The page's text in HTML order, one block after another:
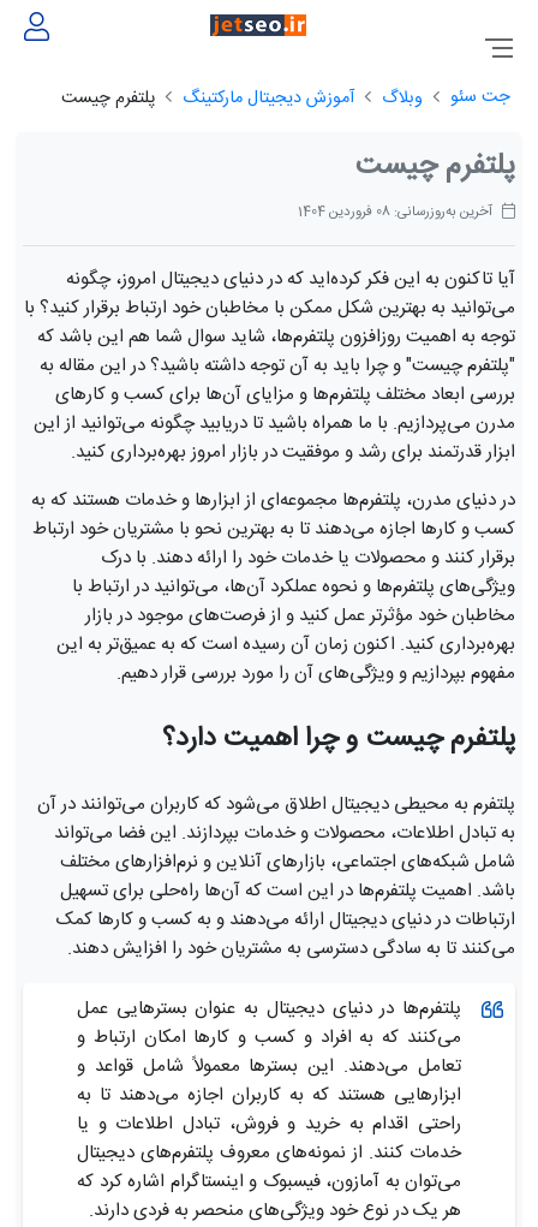
جت سئو وبلاگ آموزش دیجیتال مارکتینگ پلتفرم چیست
پلتفرم چیست
آخرین به‌روزرسانی: 08 فروردین 1404
آیا تاکنون به این فکر کرده‌اید که در دنیای دیجیتال امروز، چگونه
می‌توانید به بهترین شکل ممکن با مخاطبان خود ارتباط برقرار کنید؟ با
توجه به اهمیت روزافزون پلتفرم‌ها، شاید سوال شما هم این باشد که
"پلتفرم چیست" و چرا باید به آن توجه داشته باشید؟ در این مقاله به
بررسی ابعاد مختلف پلتفرم‌ها و مزایای آن‌ها برای کسب و کارهای
مدرن می‌پردازیم. با ما همراه باشید تا دریابید چگونه می‌توانید از این
ابزار قدرتمند برای رشد و موفقیت در بازار امروز بهره‌برداری کنید.
در دنیای مدرن، پلتفرم‌ها مجموعه‌ای از ابزارها و خدمات هستند که به
کسب و کارها اجازه می‌دهند تا به بهترین نحو با مشتریان خود ارتباط
برقرار کنند و محصولات یا خدمات خود را ارائه دهند. با درک
ویژگی‌های پلتفرم‌ها و نحوه عملکرد آن‌ها، می‌توانید در ارتباط با
مخاطبان خود مؤثرتر عمل کنید و از فرصت‌های موجود در بازار
بهره‌برداری کنید. اکنون زمان آن رسیده است که به عمیق‌تر به این
مفهوم بپردازیم و ویژگی‌های آن را مورد بررسی قرار دهیم.
پلتفرم چیست و چرا اهمیت دارد؟
پلتفرم به محیطی دیجیتال اطلاق می‌شود که کاربران می‌توانند در آن
به تبادل اطلاعات، محصولات و خدمات بپردازند. این فضا می‌تواند
شامل شبکه‌های اجتماعی، بازارهای آنلاین و نرم‌افزارهای مختلف
باشد. اهمیت پلتفرم‌ها در این است که آن‌ها راه‌حلی برای تسهیل
ارتباطات در دنیای دیجیتال ارائه می‌دهند و به کسب و کارها کمک
می‌کنند تا به سادگی دسترسی به مشتریان خود را افزایش دهند.
پلتفرم‌ها در دنیای دیجیتال به عنوان بسترهایی عمل
می‌کنند که به افراد و کسب و کارها امکان ارتباط و
تعامل می‌دهند. این بسترها معمولاً شامل قواعد و
ابزارهایی هستند که به کاربران اجازه می‌دهند تا به
راحتی اقدام به خرید و فروش، تبادل اطلاعات و یا
خدمات کنند. از نمونه‌های معروف پلتفرم‌های دیجیتال
می‌توان به آمازون، فیسبوک و اینستاگرام اشاره کرد که
هر یک در نوع خود ویژگی‌های منحصر به فردی دارند.